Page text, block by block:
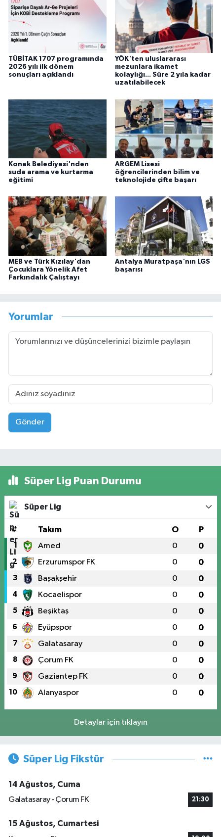
TÜBİTAK 1707 programında
2026 yılı ilk dönem
sonuçları açıklandı
YÖK'ten uluslararası
mezunlara ikamet
kolaylığı... Süre 2 yıla kadar
uzatılabilecek
Konak Belediyesi'nden
suda arama ve kurtarma
eğitimi
ARGEM Lisesi
öğrencilerinden bilim ve
teknolojide çifte başarı
MEB ve Türk Kızılay'dan
Çocuklara Yönelik Afet
Farkındalık Çalıştayı
Antalya Muratpaşa'nın LGS
başarısı
Yorumlar
Gönder
Süper Lig Puan Durumu
Süper Lig
# Takım O P
1 Amed 0 0
2 Erzurumspor FK 0 0
3 Başakşehir 0 0
4 Kocaelispor 0 0
5 Beşiktaş 0 0
6 Eyüpspor 0 0
7 Galatasaray 0 0
8 Çorum FK 0 0
9 Gaziantep FK 0 0
10 Alanyaspor 0 0
Detaylar için tıklayın
Süper Lig Fikstür
14 Ağustos, Cuma
Galatasaray - Çorum FK
21:30
15 Ağustos, Cumartesi